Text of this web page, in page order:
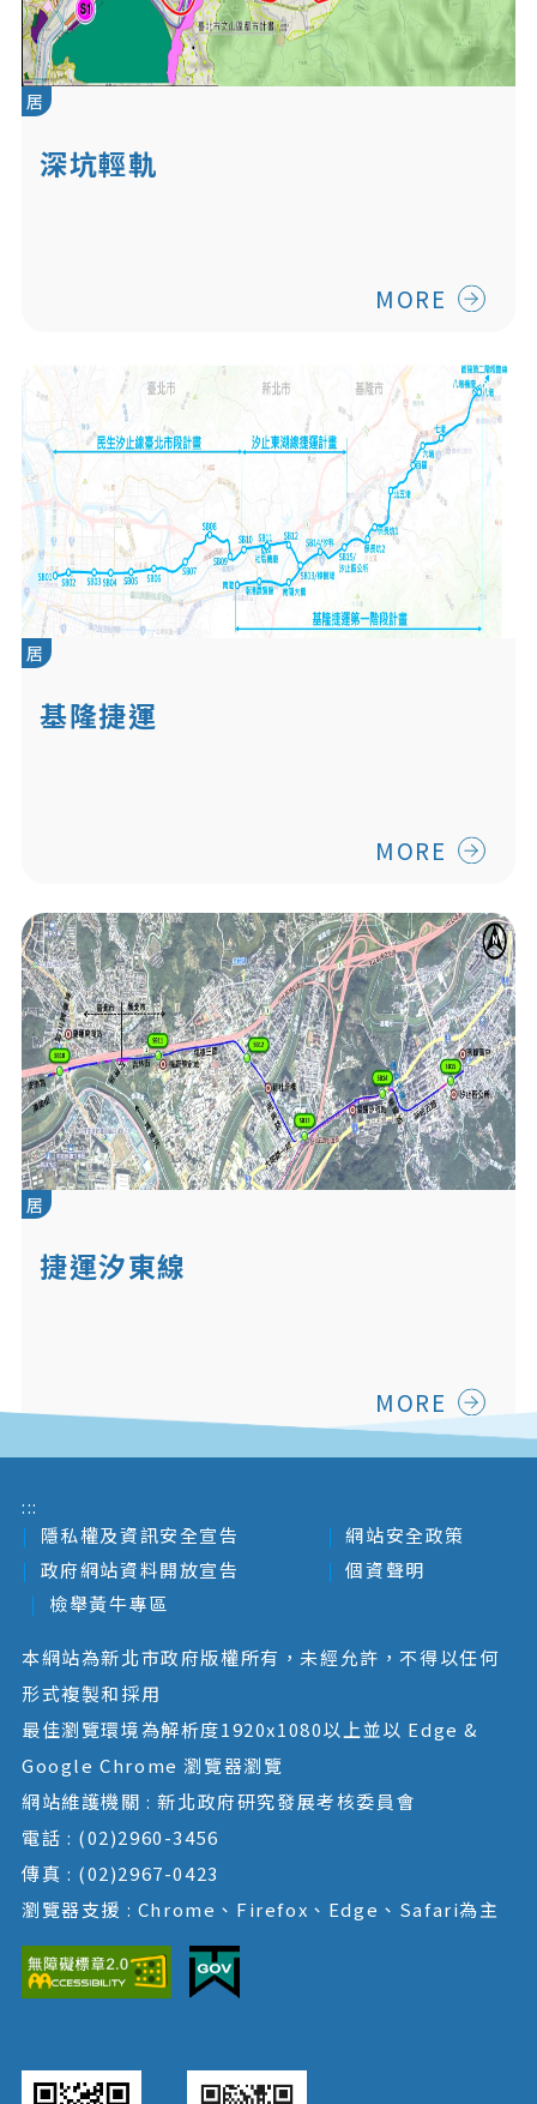
居
深坑輕軌
MORE
居
基隆捷運
MORE
居
捷運汐東線
MORE
:::
隱私權及資訊安全宣告
網站安全政策
政府網站資料開放宣告
個資聲明
檢舉黃牛專區
本網站為新北市政府版權所有，未經允許，不得以任何
形式複製和採用
最佳瀏覽環境為解析度1920x1080以上並以 Edge &
Google Chrome 瀏覽器瀏覽
網站維護機關 : 新北政府研究發展考核委員會
電話 : (02)2960-3456
傳真 : (02)2967-0423
瀏覽器支援 : Chrome、Firefox、Edge、Safari為主